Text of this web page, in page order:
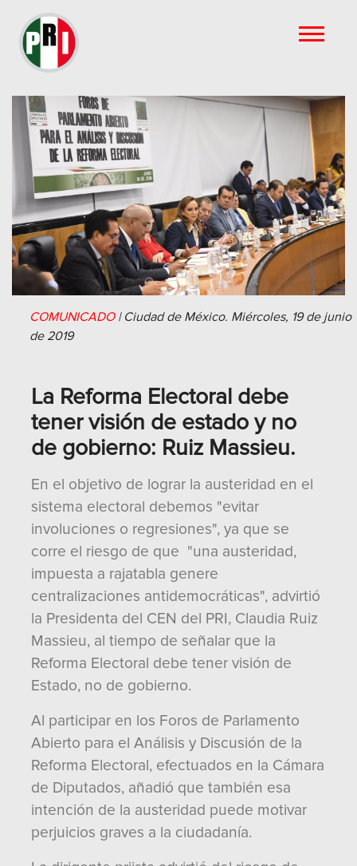
COMUNICADO| Ciudad de México. Miércoles, 19 de junio
de 2019
La Reforma Electoral debe
tener visión de estado y no
de gobierno: Ruiz Massieu.
En el objetivo de lograr la austeridad en el
sistema electoral debemos "evitar
involuciones o regresiones", ya que se
corre el riesgo de que "una austeridad,
impuesta a rajatabla genere
centralizaciones antidemocráticas", advirtió
la Presidenta del CEN del PRI, Claudia Ruiz
Massieu, al tiempo de señalar que la
Reforma Electoral debe tener visión de
Estado, no de gobierno.
Al participar en los Foros de Parlamento
Abierto para el Análisis y Discusión de la
Reforma Electoral, efectuados en la Cámara
de Diputados, añadió que también esa
intención de la austeridad puede motivar
perjuicios graves a la ciudadanía.